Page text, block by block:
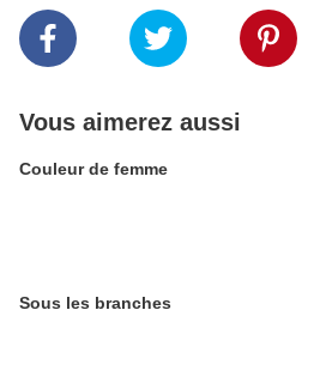
Vous aimerez aussi
Couleur de femme
Sous les branches